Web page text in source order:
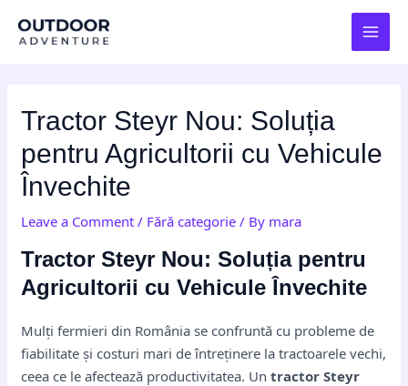
Tractor Steyr Nou: Soluția
pentru Agricultorii cu Vehicule
Învechite
Leave a Comment / Fără categorie / By mara
Tractor Steyr Nou: Soluția pentru
Agricultorii cu Vehicule Învechite
Mulți fermieri din România se confruntă cu probleme de
fiabilitate și costuri mari de întreținere la tractoarele vechi,
ceea ce le afectează productivitatea. Untractor Steyr
navigation